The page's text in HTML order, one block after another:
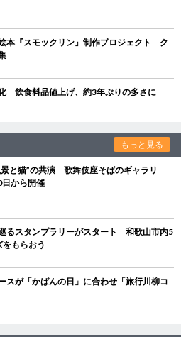
本『スモックリン』制作プロジェクト ク
飲食料品値上げ、約3年ぶりの多さに
もっと見る
と猫”の共演 歌舞伎座そばのギャラリ
から開催
るスタンプラリーがスタート 和歌山市内5
もらおう
が「かばんの日」に合わせ「旅行川柳コ